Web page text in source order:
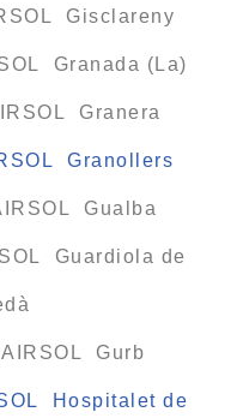
Gisclareny
Granada (La)
Granera
Granollers
Gualba
Guardiola de
Gurb
Hospitalet de